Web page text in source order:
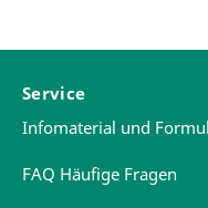
Service
Infomaterial und
FAQ Häufige Fragen